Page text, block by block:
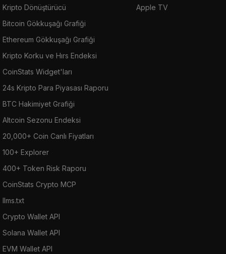
Kripto Dönüştürücü
Bitcoin Gökkuşağı Grafiği
Ethereum Gökkuşağı Grafiği
Kripto Korku ve Hırs Endeksi
CoinStats Widget'ları
24s Kripto Para Piyasası Raporu
BTC Hakimiyet Grafiği
Altcoin Sezonu Endeksi
20,000+ Coin Canlı Fiyatları
100+ Explorer
400+ Token Risk Raporu
CoinStats Crypto MCP
llms.txt
Crypto Wallet API
Solana Wallet API
EVM Wallet API
Apple TV